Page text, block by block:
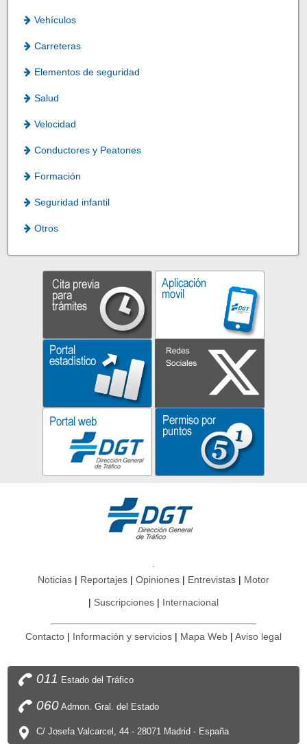
Vehículos
Carreteras
Elementos de seguridad
Salud
Velocidad
Conductores y Peatones
Formación
Seguridad infantil
Otros
Noticias Reportajes Opiniones Entrevistas Motor
Suscripciones Internacional
Contacto Información y servicios Mapa Web Aviso legal
011 Estado del Tráfico
060Admon. Gral. del Estado
C/ Josefa Valcarcel, 44 - 28071 Madrid - España